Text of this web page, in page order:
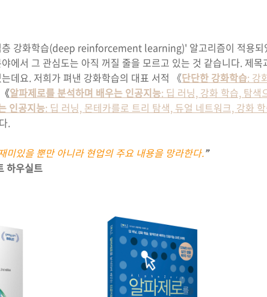
층 강화학습(deep reinforcement learning)' 알고리즘이 적용되
에서 그 관심도는 아직 꺼질 줄을 모르고 있는 것 같습니다. 제
데요. 저희가 펴낸 강화학습의 대표 서적 《단단한 강화학습: 강
《알파제로를 분석하며 배우는 인공지능: 딥 러닝, 강화 학습, 탐색
인공지능: 딥 러닝, 몬테카를로 트리 탐색, 듀얼 네트워크, 강화
.
미있을 뿐만 아니라 현업의 주요 내용을 망라한다.”
하우실트